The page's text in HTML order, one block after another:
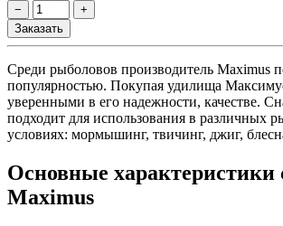
Среди рыболовов производитель Maximus
популярностью. Покупая удилища
уверенными в его надежности, качестве.
подходит для использования в различных
условиях: мормышинг, твичинг, джиг,
Основные характеристики
Maximus